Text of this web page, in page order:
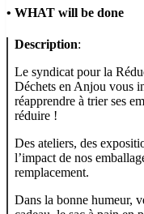
• WHAT will be done
Description:
Le syndicat pour la
Déchets en Anjou vous
réapprendre à trier ses
réduire !
Des ateliers, des
l’impact de nos
remplacement.
Dans la bonne humeur,